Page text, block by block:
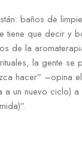
baños de
que decir y
de la
la gente se
hacer” –opina
a un nuevo ciclo)